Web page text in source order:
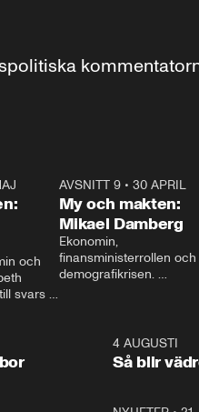
och
svars
AVSNITT 9• 30 APRIL
My och makten:
Mikael Damberg
Ekonomin,
finansministerrollen och
demografikrisen.
och Makten.
1:064 AUGUSTI
Så blir